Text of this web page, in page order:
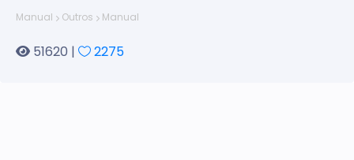
Manual Outros Manual
51620 | 2275